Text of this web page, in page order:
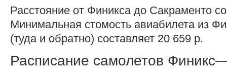
Расстояние от Финикса до Сакраменто
Минимальная стомость авиабилета из
(туда и обратно) составляет 20 659 р.
Расписание самолетов